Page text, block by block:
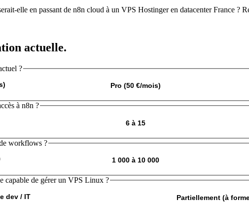
elle en passant de n8n cloud à un VPS Hostingeren datacenter France ?
actuelle.
?
Pro (50 €/mois)
à n8n ?
6 à 15
workflows ?
1 000 à 10 000
capable de gérer un VPS Linux ?
dev / IT Partiellement (à